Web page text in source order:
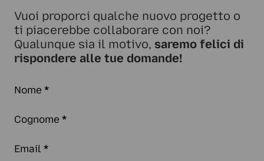
Vuoi proporci qualche nuovo progetto o
ti piacerebbe collaborare con noi?
Qualunque sia il motivo, saremo felici di
rispondere alle tue domande!
Nome *
Cognome *
Email *